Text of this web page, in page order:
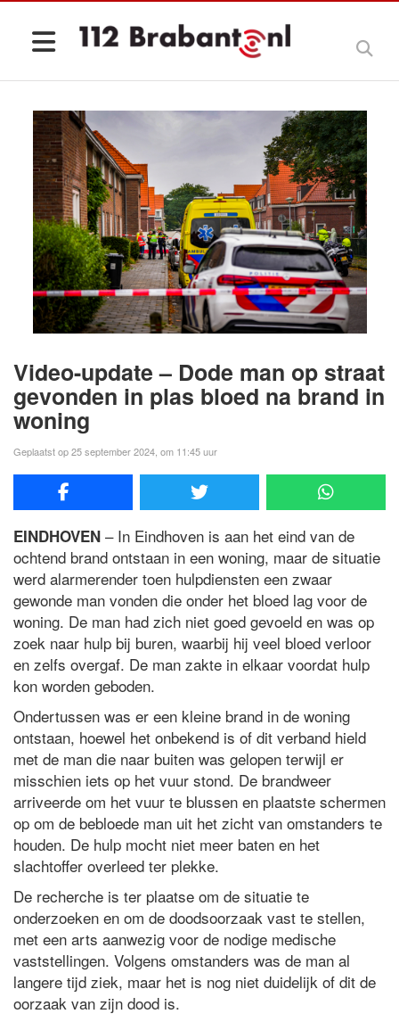
Video-update – Dode man op straat
gevonden in plas bloed na brand in
woning
Geplaatst op 25 september 2024, om 11:45 uur
EINDHOVEN – In Eindhoven is aan het eind van de
ochtend brand ontstaan in een woning, maar de situatie
werd alarmerender toen hulpdiensten een zwaar
gewonde man vonden die onder het bloed lag voor de
woning. De man had zich niet goed gevoeld en was op
zoek naar hulp bij buren, waarbij hij veel bloed verloor
en zelfs overgaf. De man zakte in elkaar voordat hulp
kon worden geboden.
Ondertussen was er een kleine brand in de woning
ontstaan, hoewel het onbekend is of dit verband hield
met de man die naar buiten was gelopen terwijl er
misschien iets op het vuur stond. De brandweer
arriveerde om het vuur te blussen en plaatste schermen
op om de bebloede man uit het zicht van omstanders te
houden. De hulp mocht niet meer baten en het
slachtoffer overleed ter plekke.
De recherche is ter plaatse om de situatie te
onderzoeken en om de doodsoorzaak vast te stellen,
met een arts aanwezig voor de nodige medische
vaststellingen. Volgens omstanders was de man al
langere tijd ziek, maar het is nog niet duidelijk of dit de
oorzaak van zijn dood is.